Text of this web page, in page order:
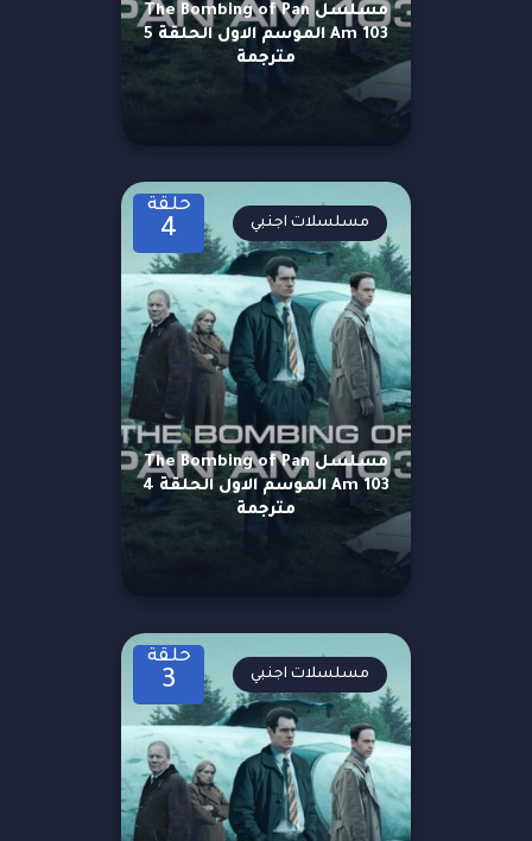
مسلسل The Bombing of Pan
Am 103 الموسم الاول الحلقة 5
مترجمة
حلقة
4
مسلسل The Bombing of Pan
Am 103 الموسم الاول الحلقة 4
مترجمة
مسلسلات اجنبي
حلقة
3 مسلسلات اجنبي